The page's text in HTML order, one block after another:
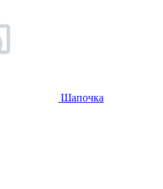
Шапочка